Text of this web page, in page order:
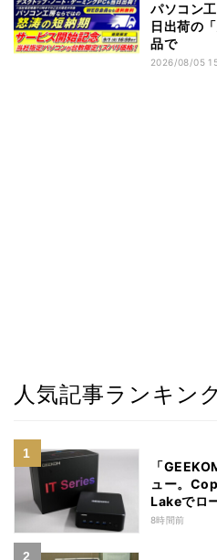
パソコン
日出荷の
品で
2026/08/05
人気記事ランキン
「
ュー。
Lakeでロ
8時間前